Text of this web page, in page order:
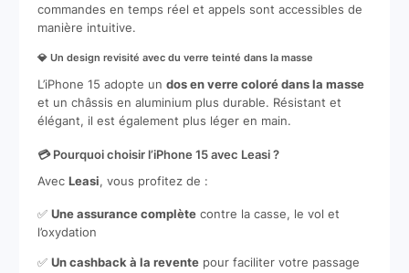
commandes en temps réel et appels sont accessibles de
manière intuitive.
💎 Un design revisité avec du verre teinté dans la masse
L’iPhone 15 adopte un dos en verre coloré dans la masse
et un châssis en aluminium plus durable. Résistant et
élégant, il est également plus léger en main.
💳 Pourquoi choisir l’iPhone 15 avec Leasi ?
Avec Leasi, vous profitez de :
✅ Une assurance complètecontre la casse, le vol et
l’oxydation
✅ Un cashback à la reventepour faciliter votre passage